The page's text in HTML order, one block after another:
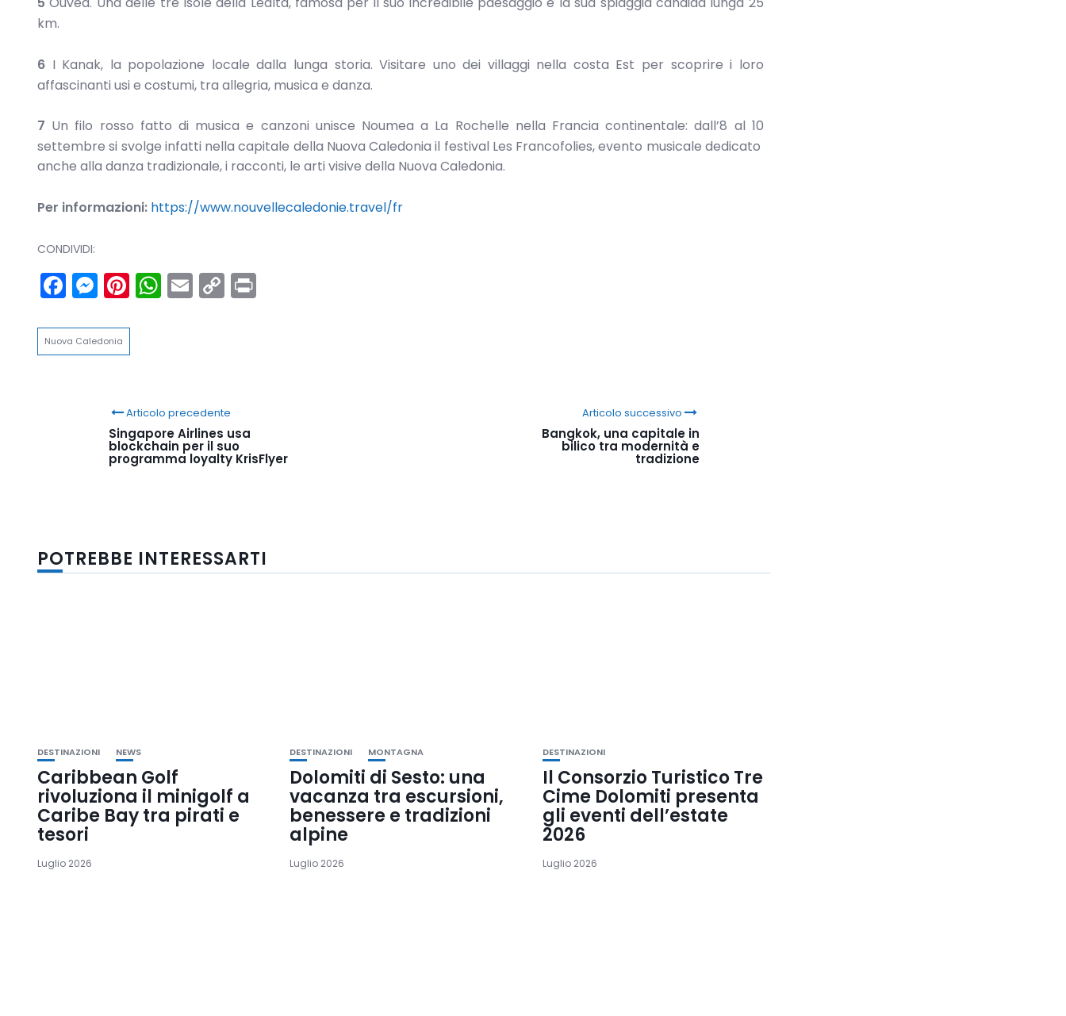
km.
6 I Kanak, la popolazione locale dalla lunga storia. Visitare uno dei villaggi nella costa Est per scoprire i loro
affascinanti usi e costumi, tra allegria, musica e danza.
7 Un filo rosso fatto di musica e canzoni unisce Noumea a La Rochelle nella Francia continentale: dall’8 al 10
settembre si svolge infatti nella capitale della Nuova Caledonia il festival Les Francofolies, evento musicale dedicato
anche alla danza tradizionale, i racconti, le arti visive della Nuova Caledonia.
Per informazioni: https://www.nouvellecaledonie.travel/fr
CONDIVIDI:
Facebook
Messenger
Pinterest
WhatsApp
Email
Copy
Link
Nuova Caledonia
Articolo precedente
Singapore Airlines usa
blockchain per il suo
programma loyalty KrisFlyer
Articolo successivo
Bangkok, una capitale in
bilico tra modernità e
tradizione
POTREBBE INTERESSARTI
DESTINAZIONI NEWS
Caribbean Golf
rivoluziona il minigolf a
Caribe Bay tra pirati e
tesori
Luglio 2026
DESTINAZIONI MONTAGNA
Dolomiti di Sesto: una
vacanza tra escursioni,
benessere e tradizioni
alpine
Luglio 2026
DESTINAZIONI
Il Consorzio Turistico Tre
Cime Dolomiti presenta
gli eventi dell’estate
2026
Luglio 2026